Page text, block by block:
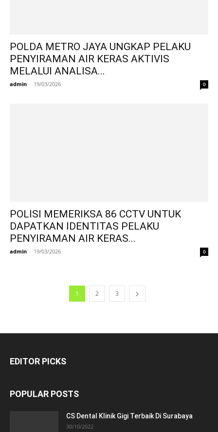
POLDA METRO JAYA UNGKAP PELAKU
PENYIRAMAN AIR KERAS AKTIVIS
MELALUI ANALISA...
admin - 19/03/2026 0
POLISI MEMERIKSA 86 CCTV UNTUK
DAPATKAN IDENTITAS PELAKU
PENYIRAMAN AIR KERAS...
admin - 19/03/2026 0
1 2 3
EDITOR PICKS
POPULAR POSTS
CS Dental Klinik Gigi Terbaik Di Surabaya
30/10/2022